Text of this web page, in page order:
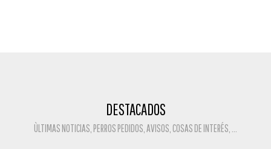
DESTACADOS
ÙLTIMAS NOTICIAS, PERROS PEDIDOS, AVISOS, COSAS DE INTERÉS, ...